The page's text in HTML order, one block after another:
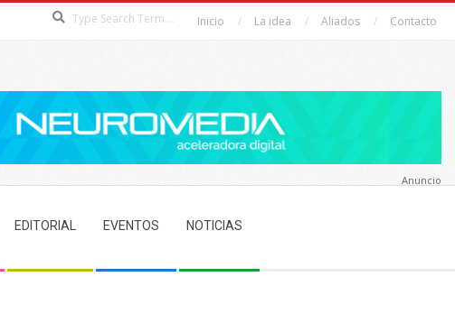
Inicio La idea Aliados Contacto
EDITORIAL EVENTOS NOTICIAS
Anuncio